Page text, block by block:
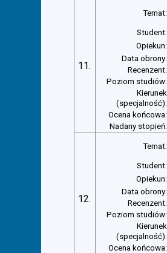
11.
Temat:
Student:
Opiekun:
Data obrony:
Recenzent:
Poziom studiów:
Kierunek
(specjalność):
Ocena końcowa:
Nadany stopień:
12.
Temat:
Student:
Opiekun:
Data obrony:
Recenzent:
Poziom studiów:
Kierunek
(specjalność):
Ocena końcowa: